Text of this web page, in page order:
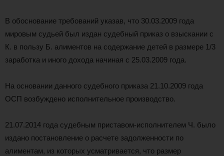
В обоснование требований указав, что 30.03.2009 года
мировым судьей был издан судебный приказ о взыскании с
К. в пользу Б. алиментов на содержание детей в размере 1/3
заработка и иного дохода начиная с 25.03.2009 года.
На основании данного судебного приказа 21.10.2009 года
ОСП возбуждено исполнительное производство.
21.07.2014 года судебным приставом-исполнителем Ч. было
издано постановление о расчете задолженности по
алиментам, из которых усматривается, что размер